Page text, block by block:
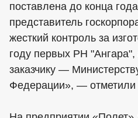
поставлена до конца
представитель
жесткий контроль за
году первых РН
заказчику —
Федерации», — отметили